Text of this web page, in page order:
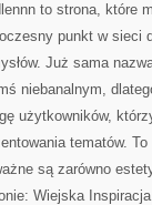
to strona, które
punkt w sieci
Już sama
niebanalnym,
użytkowników,
tematów.
są zarówno
Wiejska